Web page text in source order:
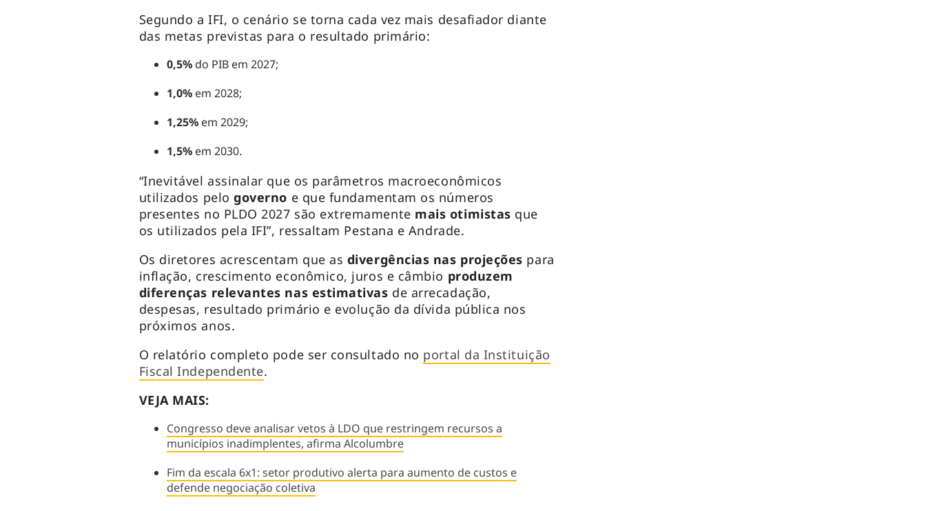
Segundo a IFI, o cenário se torna cada vez mais desafiador diante
das metas previstas para o resultado primário:
0,5%do PIB em 2027;
1,0%em 2028;
1,25%em 2029;
1,5%em 2030.
“Inevitável assinalar que os parâmetros macroeconômicos
utilizados pelogoverno e que fundamentam os números
presentes no PLDO 2027 são extremamente mais otimistas que
os utilizados pela IFI”, ressaltam Pestana e Andrade.
Os diretores acrescentam que as divergências nas projeções para
inflação, crescimento econômico, juros e câmbio produzem
diferenças relevantes nas estimativas de arrecadação,
despesas, resultado primário e evolução da dívida pública nos
próximos anos.
O relatório completo pode ser consultado no portal da Instituição
Fiscal Independente.
VEJA MAIS:
Congresso deve analisar vetos à LDO que restringem recursos a
municípios inadimplentes, afirma Alcolumbre
Fim da escala 6x1: setor produtivo alerta para aumento de custos e
defende negociação coletiva